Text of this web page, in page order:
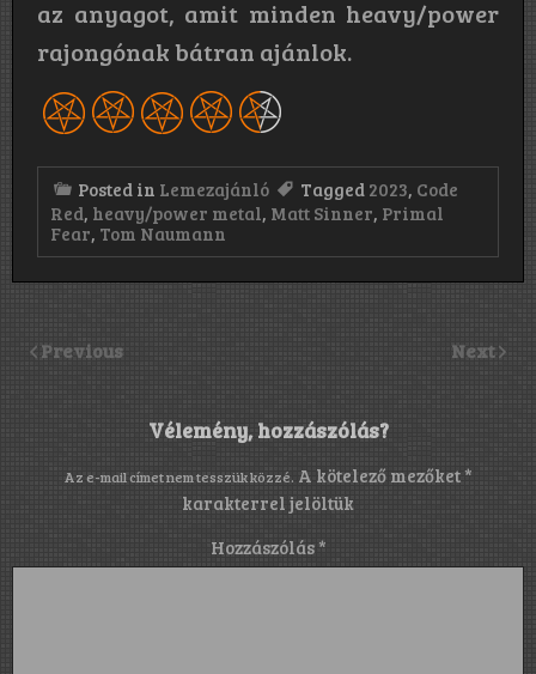
az anyagot, amit minden heavy/power
rajongónak bátran ajánlok.
Posted in Lemezajánló Tagged 2023, Code
Red, heavy/power metal, Matt Sinner, Primal
Fear, Tom Naumann
Previous Next
Vélemény, hozzászólás?
Az e-mail címet nem tesszük közzé. A kötelező mezőket *
karakterrel jelöltük
Hozzászólás *